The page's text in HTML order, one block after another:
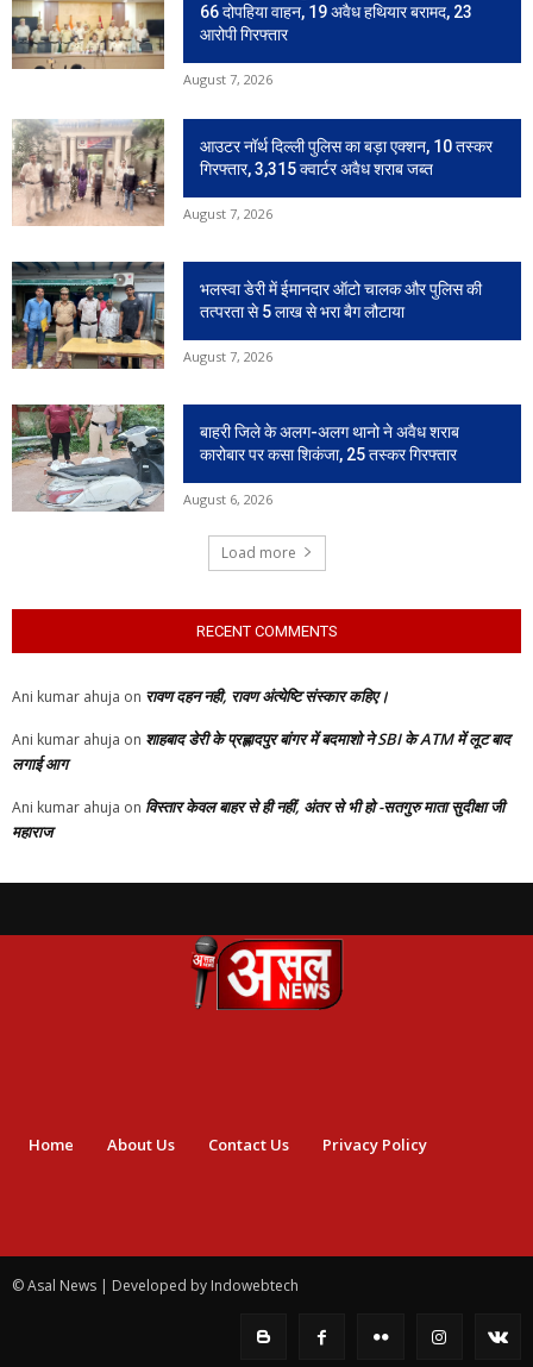
66 दोपहिया वाहन, 19 अवैध हथियार बरामद, 23
आरोपी गिरफ्तार
August 7, 2026
आउटर नॉर्थ दिल्ली पुलिस का बड़ा एक्शन, 10 तस्कर
गिरफ्तार, 3,315 क्वार्टर अवैध शराब जब्त
August 7, 2026
भलस्वा डेरी में ईमानदार ऑटो चालक और पुलिस की
तत्परता से 5 लाख से भरा बैग लौटाया
August 7, 2026
बाहरी जिले के अलग-अलग थानो ने अवैध शराब
कारोबार पर कसा शिकंजा, 25 तस्कर गिरफ्तार
August 6, 2026
Load more
RECENT COMMENTS
Ani kumar ahuja on रावण दहन नही, रावण अंत्येष्टि संस्कार कहिए।
Ani kumar ahuja on शाहबाद डेरी के प्रह्लादपुर बांगर में बदमाशो ने SBI के ATM में लूट बाद
लगाई आग
Ani kumar ahuja on विस्तार केवल बाहर से ही नहीं, अंतर से भी हो -सतगुरु माता सुदीक्षा जी
महाराज
Home About Us Contact Us Privacy Policy
© Asal News | Developed by Indowebtech